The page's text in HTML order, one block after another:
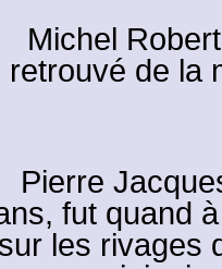
Michel
retrouvé de la
Pierre
fut quand
sur les rivages